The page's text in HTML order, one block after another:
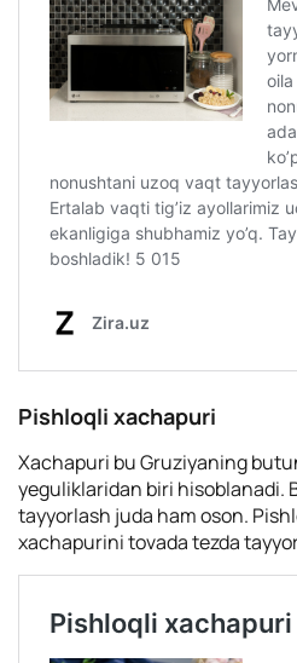
Pishloqli xachapuri
Xachapuri bu Gruziyaning
yeguliklaridan biri hisoblanadi.
tayyorlash juda ham oson.
xachapurini tovada tezda